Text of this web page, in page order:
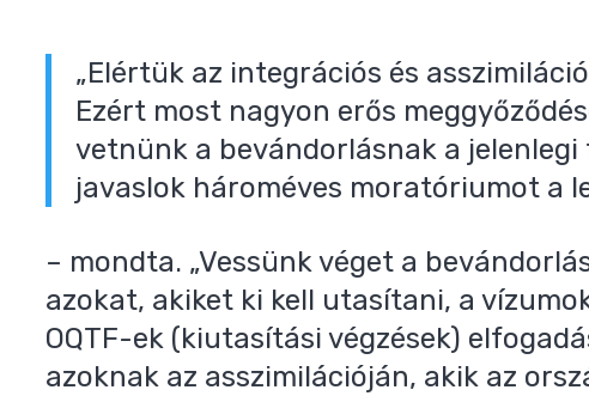
„Elértük az integrációs és
Ezért most nagyon erős
vetnünk a bevándorlásnak a
javaslok hároméves moratóriumot a
– mondta. „Vessünk véget a
azokat, akiket ki kell utasítani, a
OQTF-ek (kiutasítási végzések)
azoknak az asszimilációján, akik az